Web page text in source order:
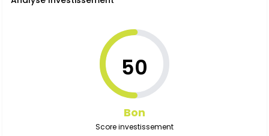
50
Bon
Score investissement